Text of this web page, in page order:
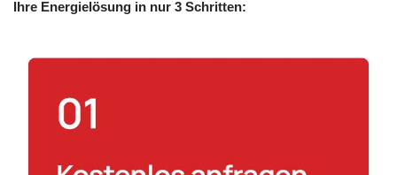
Ihre Energielösung in nur 3 Schritten: